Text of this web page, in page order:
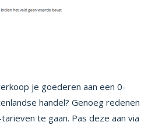
je goederen aan een 0-
handel? Genoeg redenen
te gaan. Pas deze aan via